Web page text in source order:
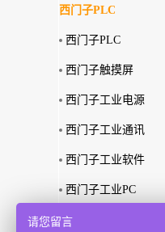
西门子PLC
西门子PLC
西门子触摸屏
西门子工业电源
西门子工业通讯
西门子工业软件
西门子工业PC
西门子特殊环境产品
请您留言